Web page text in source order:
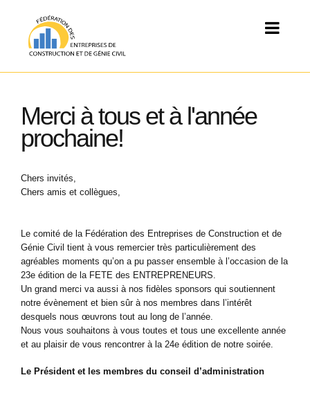
Merci à tous et à l'année
prochaine!
Chers invités,
Chers amis et collègues,
Le comité de la Fédération des Entreprises de Construction et de
Génie Civil tient à vous remercier très particulièrement des
agréables moments qu’on a pu passer ensemble à l’occasion de la
23e édition de la FETE des ENTREPRENEURS.
Un grand merci va aussi à nos fidèles sponsors qui soutiennent
notre évènement et bien sûr à nos membres dans l’intérêt
desquels nous œuvrons tout au long de l’année.
Nous vous souhaitons à vous toutes et tous une excellente année
et au plaisir de vous rencontrer à la 24e édition de notre soirée.
Le Président et les membres du conseil d’administration